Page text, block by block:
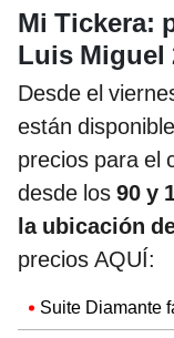
Mi Tickera:
Luis Miguel
Desde el
están
precios para el
desde los 90 y
la ubicación
precios AQUÍ:
Suite Diamante